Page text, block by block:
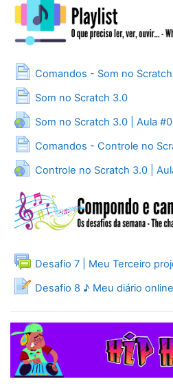
Comandos - Som no
Som no Scratch 3.0
Página
Som no Scratch 3.0 | Aula
Comandos - Controle no
Controle no Scratch 3.0 |
Desafio 7 | Meu Terceiro
Desafio 8 ♪ Meu diário online